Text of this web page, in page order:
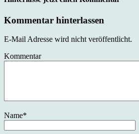
Kommentar hinterlassen
E-Mail Adresse wird nicht veröffentlicht.
Kommentar
Name*